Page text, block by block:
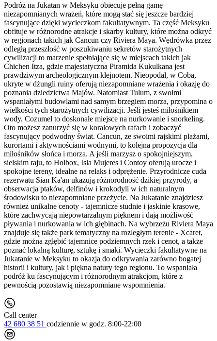
Podróż na Jukatan w Meksyku obiecuje pełną gamę
niezapomnianych wrażeń, które mogą stać się jeszcze bardziej
fascynujące dzięki wycieczkom fakultatywnym. Ta część Meksyku
obfituje w różnorodne atrakcje i skarby kultury, które można odkryć
w regionach takich jak Cancun czy Riviera Maya. Wędrówka przez
odległą przeszłość w poszukiwaniu sekretów starożytnych
cywilizacji to marzenie spełniające się w miejscach takich jak
Chichen Itza, gdzie majestatyczna Piramida Kukulkana jest
prawdziwym archeologicznym klejnotem. Nieopodal, w Coba,
ukryte w dżungli ruiny oferują niezapomniane wrażenia i okazję do
poznania dziedzictwa Majów. Natomiast Tulum, z swoimi
wspaniałymi budowlami nad samym brzegiem morza, przypomina o
wielkości tych starożytnych cywilizacji. Jeśli jesteś miłośnikiem
wody, Cozumel to doskonałe miejsce na nurkowanie i snorkeling.
Oto możesz zanurzyć się w koralowych rafach i zobaczyć
fascynujący podwodny świat. Cancun, ze swoimi rajskimi plażami,
kurortami i aktywnościami wodnymi, to kolejna propozycja dla
miłośników słońca i morza. A jeśli marzysz o spokojniejszym,
sielskim raju, to Holbox, Isla Mujeres i Contoy oferują urocze i
spokojne tereny, idealne na relaks i odprężenie. Przyrodnicze cuda
rezerwatu Sian Ka'an ukazują różnorodność dzikiej przyrody, a
obserwacja ptaków, delfinów i krokodyli w ich naturalnym
środowisku to niezapomniane przeżycie. Na Jukatanie znajdziesz
również unikalne cenoty - tajemnicze studnie i jaskinie krasowe,
które zachwycają niepowtarzalnym pięknem i dają możliwość
pływania i nurkowania w ich głębinach. Na wybrzeżu Riviera Maya
znajduje się także park tematyczny na rozległym terenie - Xcaret,
gdzie można zgłębić tajemnice podziemnych rzek i cenot, a także
poznać lokalną kulturę, sztukę i smaki. Wycieczki fakultatywne na
Jukatanie w Meksyku to okazja do odkrywania zarówno bogatej
historii i kultury, jak i piękna natury tego regionu. To wspaniała
podróż ku fascynującym i różnorodnym atrakcjom, które z
pewnością pozostawią niezapomniane wspomnienia.
Call center
42 680 38 51 codziennie w godz. 8:00-22:00